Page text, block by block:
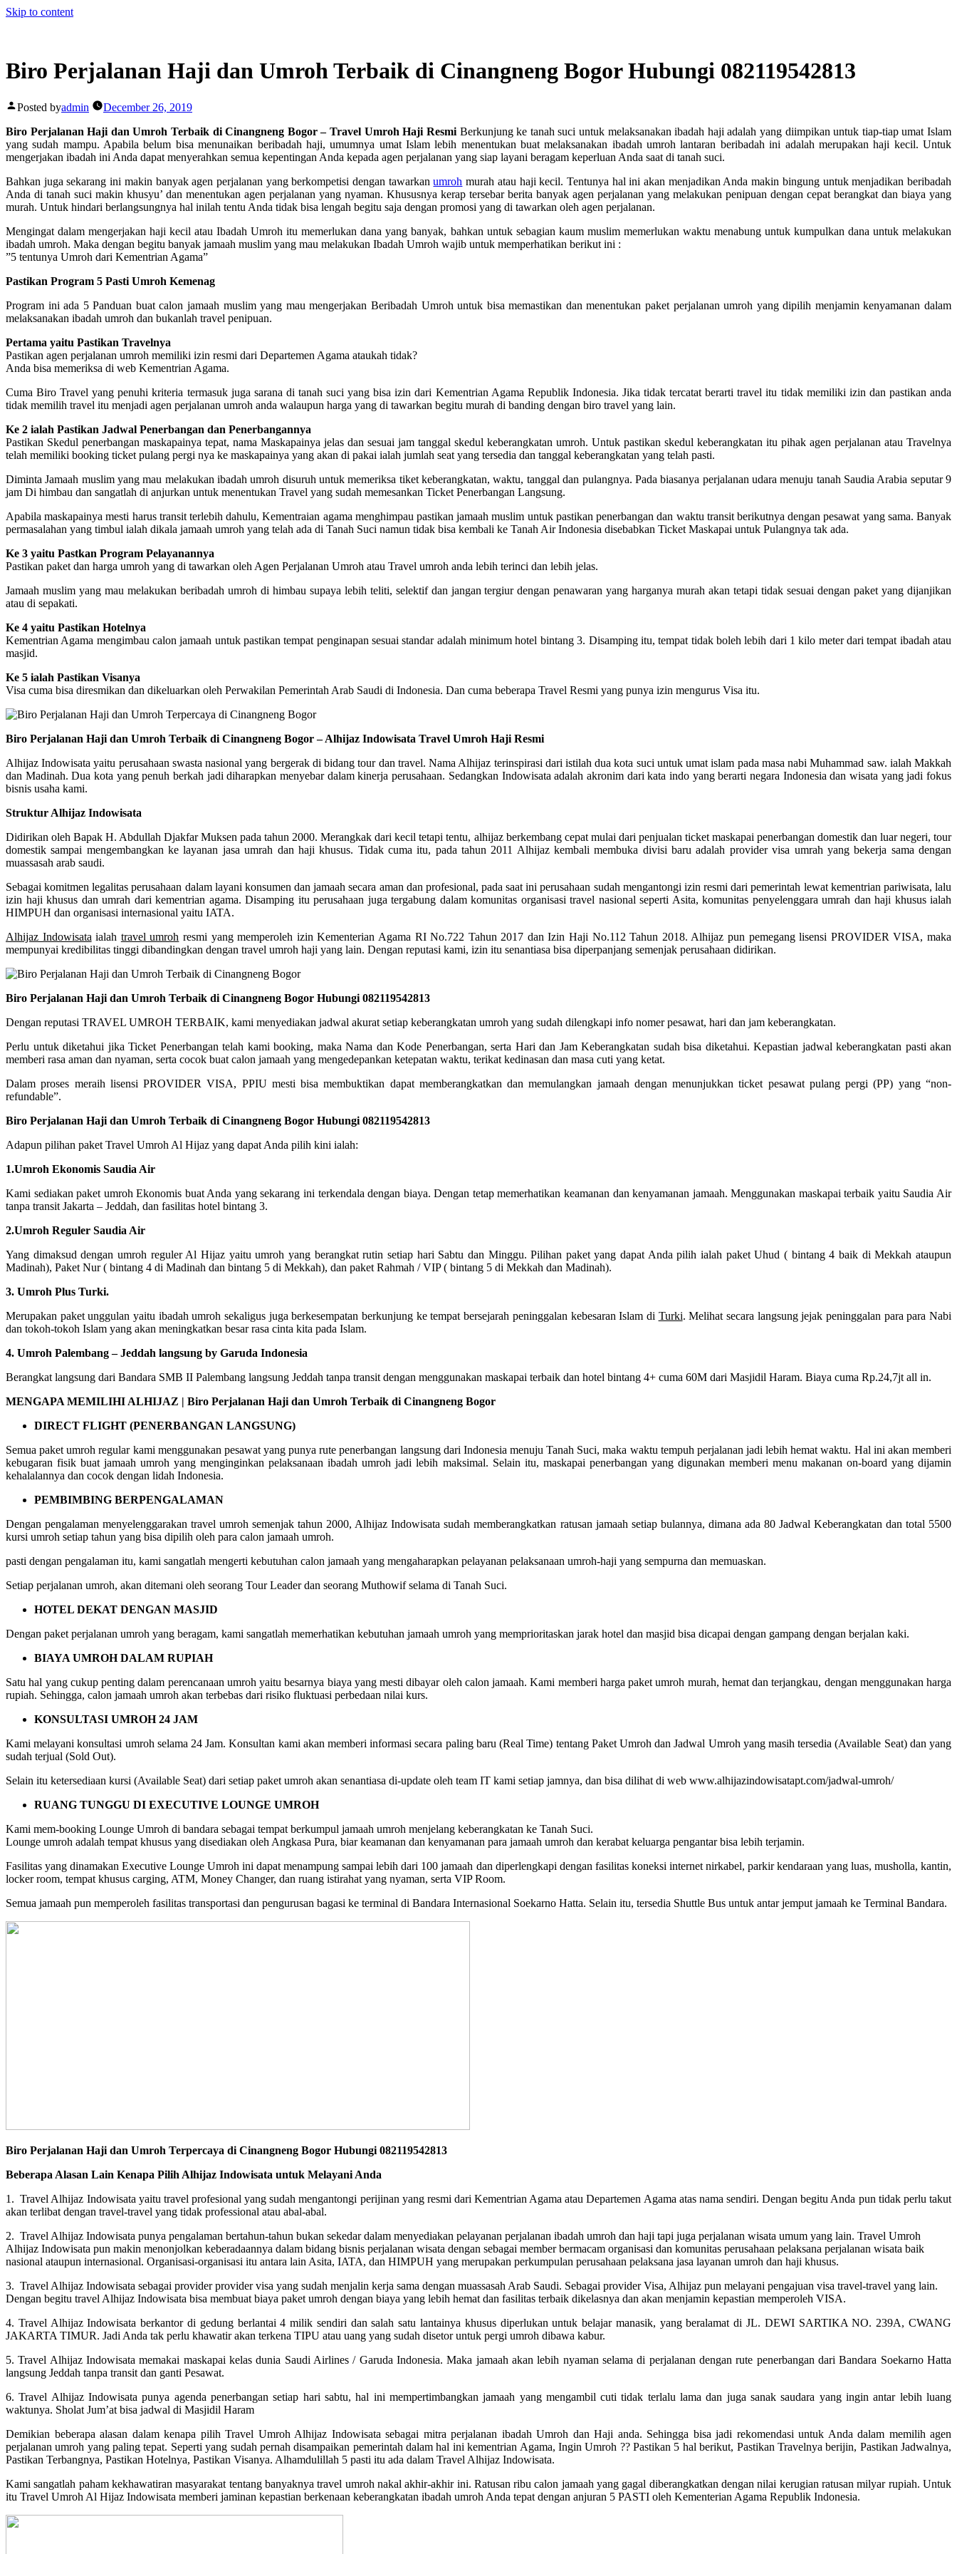
Skip to content
Biro Perjalanan Haji dan Umroh Terbaik di Cinangneng Bogor Hubungi 082119542813
Posted byadmin
December 26, 2019
Biro Perjalanan Haji dan Umroh Terbaik di Cinangneng Bogor – Travel Umroh Haji Resmi Berkunjung ke tanah suci untuk melaksanakan ibadah haji adalah yang diimpikan untuk tiap-tiap umat Islam
yang sudah mampu. Apabila belum bisa menunaikan beribadah haji, umumnya umat Islam lebih menentukan buat melaksanakan ibadah umroh lantaran beribadah ini adalah merupakan haji kecil. Untuk
mengerjakan ibadah ini Anda dapat menyerahkan semua kepentingan Anda kepada agen perjalanan yang siap layani beragam keperluan Anda saat di tanah suci.
Bahkan juga sekarang ini makin banyak agen perjalanan yang berkompetisi dengan tawarkanumroh murah atau haji kecil. Tentunya hal ini akan menjadikan Anda makin bingung untuk menjadikan beribadah
Anda di tanah suci makin khusyu’ dan menentukan agen perjalanan yang nyaman. Khususnya kerap tersebar berita banyak agen perjalanan yang melakukan penipuan dengan cepat berangkat dan biaya yang
murah. Untuk hindari berlangsungnya hal inilah tentu Anda tidak bisa lengah begitu saja dengan promosi yang di tawarkan oleh agen perjalanan.
Mengingat dalam mengerjakan haji kecil atau Ibadah Umroh itu memerlukan dana yang banyak, bahkan untuk sebagian kaum muslim memerlukan waktu menabung untuk kumpulkan dana untuk melakukan
ibadah umroh. Maka dengan begitu banyak jamaah muslim yang mau melakukan Ibadah Umroh wajib untuk memperhatikan berikut ini :
”5 tentunya Umroh dari Kementrian Agama”
Pastikan Program 5 Pasti Umroh Kemenag
Program ini ada 5 Panduan buat calon jamaah muslim yang mau mengerjakan Beribadah Umroh untuk bisa memastikan dan menentukan paket perjalanan umroh yang dipilih menjamin kenyamanan dalam
melaksanakan ibadah umroh dan bukanlah travel penipuan.
Pertama yaitu Pastikan Travelnya
Pastikan agen perjalanan umroh memiliki izin resmi dari Departemen Agama ataukah tidak?
Anda bisa memeriksa di web Kementrian Agama.
Cuma Biro Travel yang penuhi kriteria termasuk juga sarana di tanah suci yang bisa izin dari Kementrian Agama Republik Indonesia. Jika tidak tercatat berarti travel itu tidak memiliki izin dan pastikan anda
tidak memilih travel itu menjadi agen perjalanan umroh anda walaupun harga yang di tawarkan begitu murah di banding dengan biro travel yang lain.
Ke 2 ialah Pastikan Jadwal Penerbangan dan Penerbangannya
Pastikan Skedul penerbangan maskapainya tepat, nama Maskapainya jelas dan sesuai jam tanggal skedul keberangkatan umroh. Untuk pastikan skedul keberangkatan itu pihak agen perjalanan atau Travelnya
telah memiliki booking ticket pulang pergi nya ke maskapainya yang akan di pakai ialah jumlah seat yang tersedia dan tanggal keberangkatan yang telah pasti.
Diminta Jamaah muslim yang mau melakukan ibadah umroh disuruh untuk memeriksa tiket keberangkatan, waktu, tanggal dan pulangnya. Pada biasanya perjalanan udara menuju tanah Saudia Arabia seputar 9
jam Di himbau dan sangatlah di anjurkan untuk menentukan Travel yang sudah memesankan Ticket Penerbangan Langsung.
Apabila maskapainya mesti harus transit terlebih dahulu, Kementraian agama menghimpau pastikan jamaah muslim untuk pastikan penerbangan dan waktu transit berikutnya dengan pesawat yang sama. Banyak
permasalahan yang timbul ialah dikala jamaah umroh yang telah ada di Tanah Suci namun tidak bisa kembali ke Tanah Air Indonesia disebabkan Ticket Maskapai untuk Pulangnya tak ada.
Ke 3 yaitu Pastkan Program Pelayanannya
Pastikan paket dan harga umroh yang di tawarkan oleh Agen Perjalanan Umroh atau Travel umroh anda lebih terinci dan lebih jelas.
Jamaah muslim yang mau melakukan beribadah umroh di himbau supaya lebih teliti, selektif dan jangan tergiur dengan penawaran yang harganya murah akan tetapi tidak sesuai dengan paket yang dijanjikan
atau di sepakati.
Ke 4 yaitu Pastikan Hotelnya
Kementrian Agama mengimbau calon jamaah untuk pastikan tempat penginapan sesuai standar adalah minimum hotel bintang 3. Disamping itu, tempat tidak boleh lebih dari 1 kilo meter dari tempat ibadah atau
masjid.
Ke 5 ialah Pastikan Visanya
Visa cuma bisa diresmikan dan dikeluarkan oleh Perwakilan Pemerintah Arab Saudi di Indonesia. Dan cuma beberapa Travel Resmi yang punya izin mengurus Visa itu.
Biro Perjalanan Haji dan Umroh Terbaik di Cinangneng Bogor – Alhijaz Indowisata Travel Umroh Haji Resmi
Alhijaz Indowisata yaitu perusahaan swasta nasional yang bergerak di bidang tour dan travel. Nama Alhijaz terinspirasi dari istilah dua kota suci untuk umat islam pada masa nabi Muhammad saw. ialah Makkah
dan Madinah. Dua kota yang penuh berkah jadi diharapkan menyebar dalam kinerja perusahaan. Sedangkan Indowisata adalah akronim dari kata indo yang berarti negara Indonesia dan wisata yang jadi fokus
bisnis usaha kami.
Struktur Alhijaz Indowisata
Didirikan oleh Bapak H. Abdullah Djakfar Muksen pada tahun 2000. Merangkak dari kecil tetapi tentu, alhijaz berkembang cepat mulai dari penjualan ticket maskapai penerbangan domestik dan luar negeri, tour
domestik sampai mengembangkan ke layanan jasa umrah dan haji khusus. Tidak cuma itu, pada tahun 2011 Alhijaz kembali membuka divisi baru adalah provider visa umrah yang bekerja sama dengan
muassasah arab saudi.
Sebagai komitmen legalitas perusahaan dalam layani konsumen dan jamaah secara aman dan profesional, pada saat ini perusahaan sudah mengantongi izin resmi dari pemerintah lewat kementrian pariwisata, lalu
izin haji khusus dan umrah dari kementrian agama. Disamping itu perusahaan juga tergabung dalam komunitas organisasi travel nasional seperti Asita, komunitas penyelenggara umrah dan haji khusus ialah
HIMPUH dan organisasi internasional yaitu IATA.
Alhijaz Indowisata ialah travel umroh resmi yang memperoleh izin Kementerian Agama RI No.722 Tahun 2017 dan Izin Haji No.112 Tahun 2018. Alhijaz pun pemegang lisensi PROVIDER VISA, maka
mempunyai kredibilitas tinggi dibandingkan dengan travel umroh haji yang lain. Dengan reputasi kami, izin itu senantiasa bisa diperpanjang semenjak perusahaan didirikan.
Biro Perjalanan Haji dan Umroh Terbaik di Cinangneng Bogor Hubungi 082119542813
Dengan reputasi TRAVEL UMROH TERBAIK, kami menyediakan jadwal akurat setiap keberangkatan umroh yang sudah dilengkapi info nomer pesawat, hari dan jam keberangkatan.
Perlu untuk diketahui jika Ticket Penerbangan telah kami booking, maka Nama dan Kode Penerbangan, serta Hari dan Jam Keberangkatan sudah bisa diketahui. Kepastian jadwal keberangkatan pasti akan
memberi rasa aman dan nyaman, serta cocok buat calon jamaah yang mengedepankan ketepatan waktu, terikat kedinasan dan masa cuti yang ketat.
Dalam proses meraih lisensi PROVIDER VISA, PPIU mesti bisa membuktikan dapat memberangkatkan dan memulangkan jamaah dengan menunjukkan ticket pesawat pulang pergi (PP) yang “non-
refundable”.
Biro Perjalanan Haji dan Umroh Terbaik di Cinangneng Bogor Hubungi 082119542813
Adapun pilihan paket Travel Umroh Al Hijaz yang dapat Anda pilih kini ialah:
1.Umroh Ekonomis Saudia Air
Kami sediakan paket umroh Ekonomis buat Anda yang sekarang ini terkendala dengan biaya. Dengan tetap memerhatikan keamanan dan kenyamanan jamaah. Menggunakan maskapai terbaik yaitu Saudia Air
tanpa transit Jakarta – Jeddah, dan fasilitas hotel bintang 3.
2.Umroh Reguler Saudia Air
Yang dimaksud dengan umroh reguler Al Hijaz yaitu umroh yang berangkat rutin setiap hari Sabtu dan Minggu. Pilihan paket yang dapat Anda pilih ialah paket Uhud ( bintang 4 baik di Mekkah ataupun
Madinah), Paket Nur ( bintang 4 di Madinah dan bintang 5 di Mekkah), dan paket Rahmah / VIP ( bintang 5 di Mekkah dan Madinah).
3. Umroh Plus Turki.
Merupakan paket unggulan yaitu ibadah umroh sekaligus juga berkesempatan berkunjung ke tempat bersejarah peninggalan kebesaran Islam di Turki. Melihat secara langsung jejak peninggalan para para Nabi
dan tokoh-tokoh Islam yang akan meningkatkan besar rasa cinta kita pada Islam.
4. Umroh Palembang – Jeddah langsung by Garuda Indonesia
Berangkat langsung dari Bandara SMB II Palembang langsung Jeddah tanpa transit dengan menggunakan maskapai terbaik dan hotel bintang 4+ cuma 60M dari Masjidil Haram. Biaya cuma Rp.24,7jt all in.
MENGAPA MEMILIHI ALHIJAZ | Biro Perjalanan Haji dan Umroh Terbaik di Cinangneng Bogor
DIRECT FLIGHT (PENERBANGAN LANGSUNG)
Semua paket umroh regular kami menggunakan pesawat yang punya rute penerbangan langsung dari Indonesia menuju Tanah Suci, maka waktu tempuh perjalanan jadi lebih hemat waktu. Hal ini akan memberi
kebugaran fisik buat jamaah umroh yang menginginkan pelaksanaan ibadah umroh jadi lebih maksimal. Selain itu, maskapai penerbangan yang digunakan memberi menu makanan on-board yang dijamin
kehalalannya dan cocok dengan lidah Indonesia.
PEMBIMBING BERPENGALAMAN
Dengan pengalaman menyelenggarakan travel umroh semenjak tahun 2000, Alhijaz Indowisata sudah memberangkatkan ratusan jamaah setiap bulannya, dimana ada 80 Jadwal Keberangkatan dan total 5500
kursi umroh setiap tahun yang bisa dipilih oleh para calon jamaah umroh.
pasti dengan pengalaman itu, kami sangatlah mengerti kebutuhan calon jamaah yang mengaharapkan pelayanan pelaksanaan umroh-haji yang sempurna dan memuaskan.
Setiap perjalanan umroh, akan ditemani oleh seorang Tour Leader dan seorang Muthowif selama di Tanah Suci.
HOTEL DEKAT DENGAN MASJID
Dengan paket perjalanan umroh yang beragam, kami sangatlah memerhatikan kebutuhan jamaah umroh yang memprioritaskan jarak hotel dan masjid bisa dicapai dengan gampang dengan berjalan kaki.
BIAYA UMROH DALAM RUPIAH
Satu hal yang cukup penting dalam perencanaan umroh yaitu besarnya biaya yang mesti dibayar oleh calon jamaah. Kami memberi harga paket umroh murah, hemat dan terjangkau, dengan menggunakan harga
rupiah. Sehingga, calon jamaah umroh akan terbebas dari risiko fluktuasi perbedaan nilai kurs.
KONSULTASI UMROH 24 JAM
Kami melayani konsultasi umroh selama 24 Jam. Konsultan kami akan memberi informasi secara paling baru (Real Time) tentang Paket Umroh dan Jadwal Umroh yang masih tersedia (Available Seat) dan yang
sudah terjual (Sold Out).
Selain itu ketersediaan kursi (Available Seat) dari setiap paket umroh akan senantiasa di-update oleh team IT kami setiap jamnya, dan bisa dilihat di web www.alhijazindowisatapt.com/jadwal-umroh/
RUANG TUNGGU DI EXECUTIVE LOUNGE UMROH
Kami mem-booking Lounge Umroh di bandara sebagai tempat berkumpul jamaah umroh menjelang keberangkatan ke Tanah Suci.
Lounge umroh adalah tempat khusus yang disediakan oleh Angkasa Pura, biar keamanan dan kenyamanan para jamaah umroh dan kerabat keluarga pengantar bisa lebih terjamin.
Fasilitas yang dinamakan Executive Lounge Umroh ini dapat menampung sampai lebih dari 100 jamaah dan diperlengkapi dengan fasilitas koneksi internet nirkabel, parkir kendaraan yang luas, musholla, kantin,
locker room, tempat khusus carging, ATM, Money Changer, dan ruang istirahat yang nyaman, serta VIP Room.
Semua jamaah pun memperoleh fasilitas transportasi dan pengurusan bagasi ke terminal di Bandara Internasional Soekarno Hatta. Selain itu, tersedia Shuttle Bus untuk antar jemput jamaah ke Terminal Bandara.
Biro Perjalanan Haji dan Umroh Terpercaya di Cinangneng Bogor Hubungi 082119542813
Beberapa Alasan Lain Kenapa Pilih Alhijaz Indowisata untuk Melayani Anda
1. Travel Alhijaz Indowisata yaitu travel profesional yang sudah mengantongi perijinan yang resmi dari Kementrian Agama atau Departemen Agama atas nama sendiri. Dengan begitu Anda pun tidak perlu takut
akan terlibat dengan travel-travel yang tidak professional atau abal-abal.
2. Travel Alhijaz Indowisata punya pengalaman bertahun-tahun bukan sekedar dalam menyediakan pelayanan perjalanan ibadah umroh dan haji tapi juga perjalanan wisata umum yang lain. Travel Umroh
Alhijaz Indowisata pun makin menonjolkan keberadaannya dalam bidang bisnis perjalanan wisata dengan sebagai member bermacam organisasi dan komunitas perusahaan pelaksana perjalanan wisata baik
nasional ataupun internasional. Organisasi-organisasi itu antara lain Asita, IATA, dan HIMPUH yang merupakan perkumpulan perusahaan pelaksana jasa layanan umroh dan haji khusus.
3. Travel Alhijaz Indowisata sebagai provider provider visa yang sudah menjalin kerja sama dengan muassasah Arab Saudi. Sebagai provider Visa, Alhijaz pun melayani pengajuan visa travel-travel yang lain.
Dengan begitu travel Alhijaz Indowisata bisa membuat biaya paket umroh dengan biaya yang lebih hemat dan fasilitas terbaik dikelasnya dan akan menjamin kepastian memperoleh VISA.
4. Travel Alhijaz Indowisata berkantor di gedung berlantai 4 milik sendiri dan salah satu lantainya khusus diperlukan untuk belajar manasik, yang beralamat di JL. DEWI SARTIKA NO. 239A, CWANG
JAKARTA TIMUR. Jadi Anda tak perlu khawatir akan terkena TIPU atau uang yang sudah disetor untuk pergi umroh dibawa kabur.
5. Travel Alhijaz Indowisata memakai maskapai kelas dunia Saudi Airlines / Garuda Indonesia. Maka jamaah akan lebih nyaman selama di perjalanan dengan rute penerbangan dari Bandara Soekarno Hatta
langsung Jeddah tanpa transit dan ganti Pesawat.
6. Travel Alhijaz Indowisata punya agenda penerbangan setiap hari sabtu, hal ini mempertimbangkan jamaah yang mengambil cuti tidak terlalu lama dan juga sanak saudara yang ingin antar lebih luang
waktunya. Sholat Jum’at bisa jadwal di Masjidil Haram
Demikian beberapa alasan dalam kenapa pilih Travel Umroh Alhijaz Indowisata sebagai mitra perjalanan ibadah Umroh dan Haji anda. Sehingga bisa jadi rekomendasi untuk Anda dalam memilih agen
perjalanan umroh yang paling tepat. Seperti yang sudah pernah disampaikan pemerintah dalam hal ini kementrian Agama, Ingin Umroh ?? Pastikan 5 hal berikut, Pastikan Travelnya berijin, Pastikan Jadwalnya,
Pastikan Terbangnya, Pastikan Hotelnya, Pastikan Visanya. Alhamdulillah 5 pasti itu ada dalam Travel Alhijaz Indowisata.
Kami sangatlah paham kekhawatiran masyarakat tentang banyaknya travel umroh nakal akhir-akhir ini. Ratusan ribu calon jamaah yang gagal diberangkatkan dengan nilai kerugian ratusan milyar rupiah. Untuk
itu Travel Umroh Al Hijaz Indowisata memberi jaminan kepastian berkenaan keberangkatan ibadah umroh Anda tepat dengan anjuran 5 PASTI oleh Kementerian Agama Republik Indonesia.